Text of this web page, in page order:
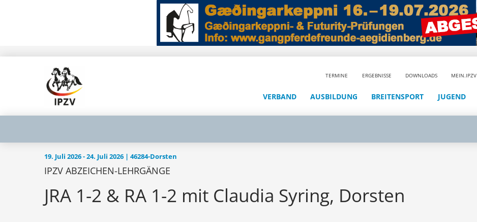
TERMINE ERGEBNISSE DOWNLOADS MEIN.IPZV
VERBAND AUSBILDUNG BREITENSPORT JUGEND
19. Juli 2026 - 24. Juli 2026 | 46284-Dorsten
IPZV ABZEICHEN-LEHRGÄNGE
JRA 1-2 & RA 1-2 mit Claudia Syring, Dorsten